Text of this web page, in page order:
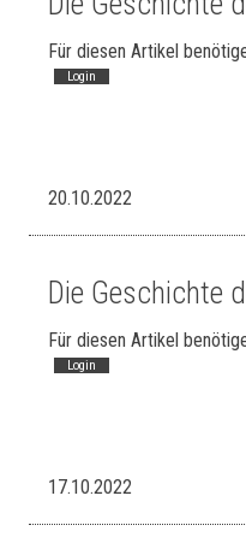
Für diesen Artikel
Login
20.10.2022
Die Geschichte
Für diesen Artikel
Login
17.10.2022